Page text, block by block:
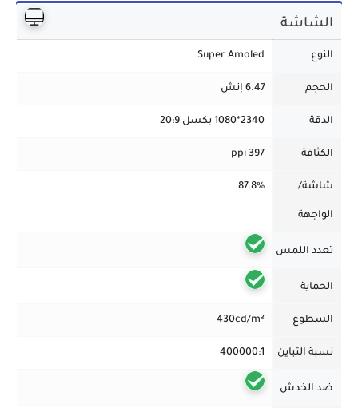
الشاشة
النوع Super Amoled
الحجم 6.47 إنش
الدقة 2340*1080 بكسل 20:9
الكثافة 397 ppi
شاشة/
الواجهة
87.8%
تعدد اللمس
الحماية
السطوع 430cd/m²
نسبة التباين 400000:1
ضد الخدش